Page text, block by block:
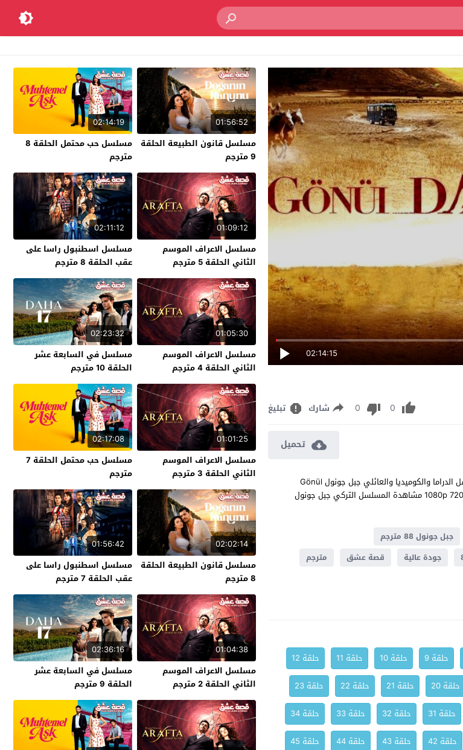
02:14:15
0
0 شارك تبليغ
تحميل
مشاهدة مسلسل جبل جونول الحلقة 88 مترجم للعربية اون لاين جودة عالية FULL HD مسلسل الدراما والكوميديا والعائلي جبل جونول Gönül
Dağı الحلقة 88 الثامنة والثمانون كاملة تحميل مباشر سيرفرات متعددة بجودات عالية 1080p 720p 480p مشاهدة المسلسل التركي جبل جونول
جبل جونول 88 مترجم
جودة عالية قصة عشق
مترجم
حلقة 9 حلقة 10 حلقة 11
حلقة 12
حلقة 20 حلقة 21 حلقة 22
حلقة 23
حلقة 31 حلقة 32 حلقة 33
حلقة 34
حلقة 42 حلقة 43 حلقة 44
حلقة 45
01:56:52
مسلسل قانون الطبيعة الحلقة
9 مترجم
02:14:19
مسلسل حب محتمل الحلقة 8
مترجم
01:09:12
مسلسل الاعراف الموسم
الثاني الحلقة 5 مترجم
02:11:12
مسلسل اسطنبول راسا على
عقب الحلقة 8 مترجم
01:05:30
مسلسل الاعراف الموسم
الثاني الحلقة 4 مترجم
02:23:32
مسلسل في السابعة عشر
الحلقة 10 مترجم
01:01:25
مسلسل الاعراف الموسم
الثاني الحلقة 3 مترجم
02:17:08
مسلسل حب محتمل الحلقة 7
مترجم
02:02:14
مسلسل قانون الطبيعة الحلقة
8 مترجم
01:56:42
مسلسل اسطنبول راسا على
عقب الحلقة 7 مترجم
01:04:38
مسلسل الاعراف الموسم
الثاني الحلقة 2 مترجم
02:36:16
مسلسل في السابعة عشر
الحلقة 9 مترجم